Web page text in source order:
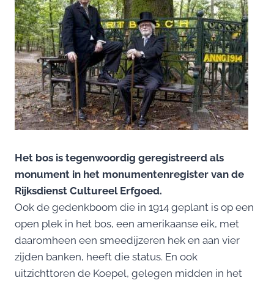
Het bos is tegenwoordig geregistreerd als
monument in het monumentenregister van de
Rijksdienst Cultureel Erfgoed.
Ook de gedenkboom die in 1914 geplant is op een
open plek in het bos, een amerikaanse eik, met
daaromheen een smeedijzeren hek en aan vier
zijden banken, heeft die status. En ook
uitzichttoren de Koepel, gelegen midden in het